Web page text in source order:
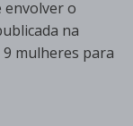
envolver o
na
mulheres para